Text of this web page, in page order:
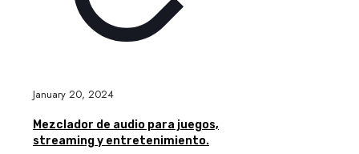
January 20, 2024
Mezclador de audio para juegos,
streaming y entretenimiento.